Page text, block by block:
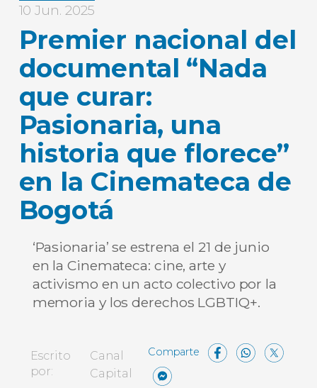
10 Jun. 2025
Premier nacional del
documental “Nada
que curar:
Pasionaria, una
historia que florece”
en la Cinemateca de
Bogotá
‘Pasionaria’ se estrena el 21 de junio
en la Cinemateca: cine, arte y
activismo en un acto colectivo por la
memoria y los derechos LGBTIQ+.
Escrito
por:
Canal
Capital